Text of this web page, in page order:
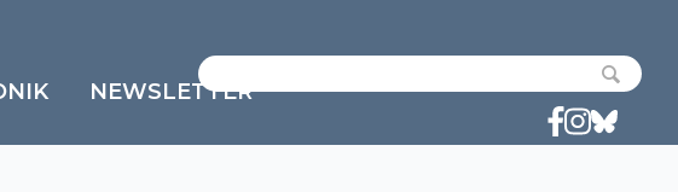
NEWSLETTER